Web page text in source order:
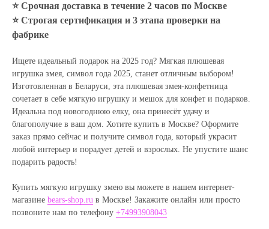
⭐ Срочная доставка в течение 2 часов по Москве
⭐ Строгая сертификация и 3 этапа проверки на
фабрике
Ищете идеальный подарок на 2025 год? Мягкая плюшевая
игрушка змея, символ года 2025, станет отличным выбором!
Изготовленная в Беларуси, эта плюшевая змея-конфетница
сочетает в себе мягкую игрушку и мешок для конфет и подарков.
Идеальна под новогоднюю елку, она принесёт удачу и
благополучие в ваш дом. Хотите купить в Москве? Оформите
заказ прямо сейчас и получите символ года, который украсит
любой интерьер и порадует детей и взрослых. Не упустите шанс
подарить радость!
Купить мягкую игрушку змею вы можете в нашем интернет-
магазине bears-shop.ru в Москве! Закажите онлайн или просто
позвоните нам по телефону +74993908043